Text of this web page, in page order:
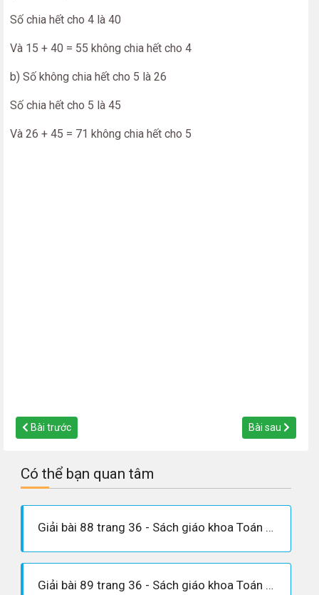
Số chia hết cho 4 là 40
Và 15 + 40 = 55 không chia hết cho 4
b) Số không chia hết cho 5 là 26
Số chia hết cho 5 là 45
Và 26 + 45 = 71 không chia hết cho 5
Bài trước Bài sau
Có thể bạn quan tâm
Giải bài 88 trang 36 - Sách giáo khoa Toán 6 tập 1
Giải bài 89 trang 36 - Sách giáo khoa Toán 6 tập 1